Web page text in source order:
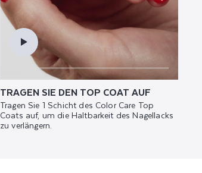
TRAGEN SIE DEN TOP COAT AUF
Tragen Sie 1 Schicht des Color Care Top
Coats auf, um die Haltbarkeit des Nagellacks
zu verlängern.